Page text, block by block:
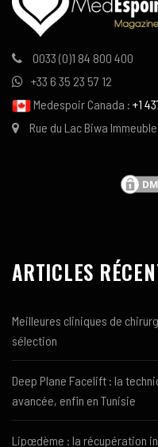
0033 (0)1 84 800 400
+33 6 35 23 57 12
Medespoir Canada : +1
Rue du Lac Biwa
ARTICLES
Meilleures cliniques de
sélection
Deep Plane Facelift : la
avancée, enfin en Tunisie
Lipœdème : la récupération